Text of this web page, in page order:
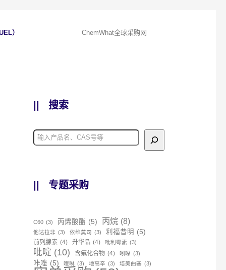
ChemWhat全球采购网
）
搜索
专题采购
C60 (3) 丙烯酸酯 (5) 丙烷 (8)
他达拉非 (3) 依维莫司 (3) 利福昔明 (5)
前列腺素 (4) 升华品 (4) 吡利霉素 (3)
吡啶 (10) 含氟化合物 (4) 吲哚 (3)
咔唑 (5) 喹啉 (3) 地高辛 (3) 培美曲塞 (3)